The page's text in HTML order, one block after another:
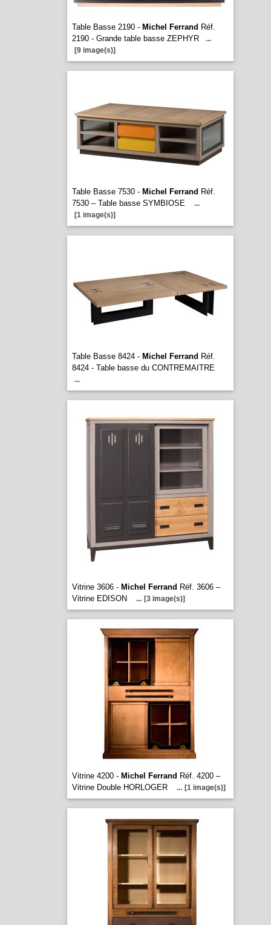
Table Basse 2190 - Michel Ferrand Réf.
2190 - Grande table basse ZEPHYR
...
[9 image(s)]
Table Basse 7530 - Michel Ferrand Réf.
7530 – Table basse SYMBIOSE
...
[1 image(s)]
Table Basse 8424 - Michel Ferrand Réf.
8424 - Table basse du CONTREMAITRE
...
Vitrine 3606 - Michel Ferrand Réf. 3606 –
Vitrine EDISON
... [3 image(s)]
Vitrine 4200 - Michel Ferrand Réf. 4200 –
Vitrine Double HORLOGER
... [1 image(s)]